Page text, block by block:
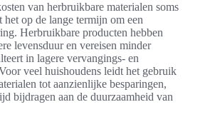
van herbruikbare materialen soms
het op de lange termijn om een
Herbruikbare producten hebben
levensduur en vereisen minder
in lagere vervangings- en
veel huishoudens leidt het gebruik
tot aanzienlijke besparingen,
bijdragen aan de duurzaamheid van